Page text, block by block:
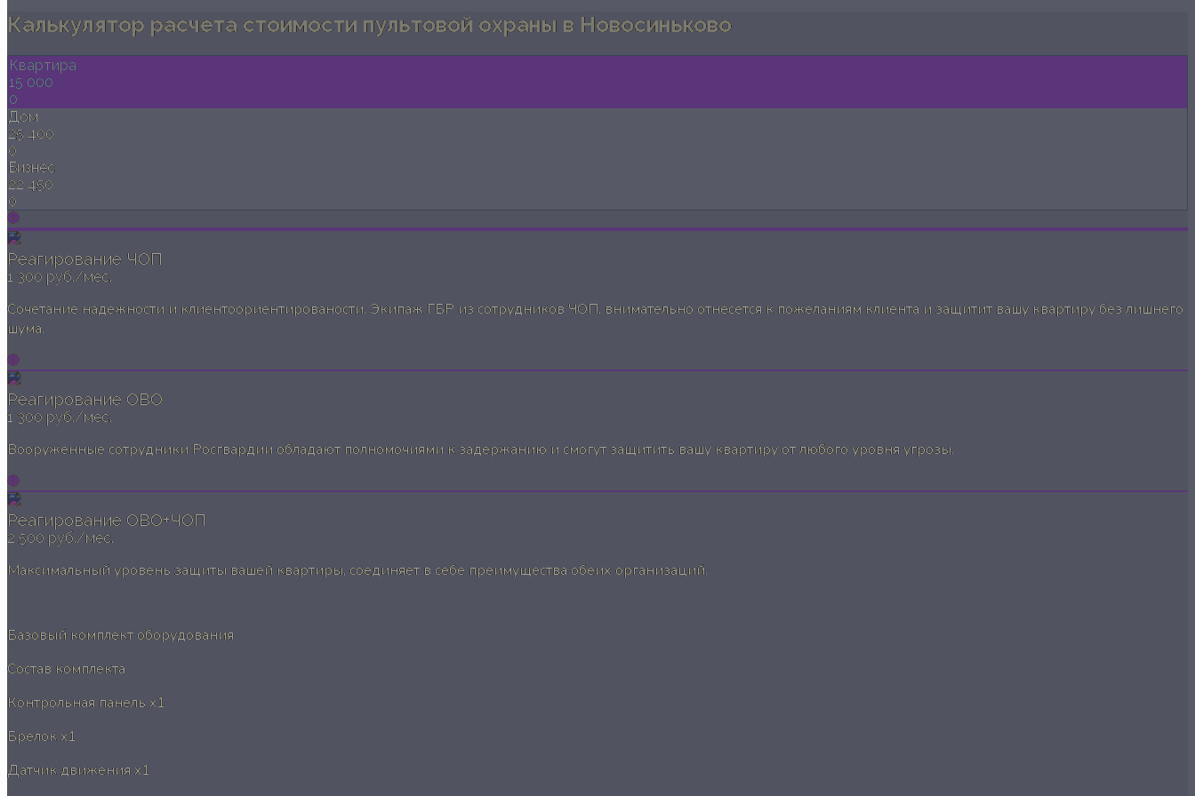
Калькулятор расчета стоимости пультовой охраны в Новосиньково
Квартира
15 000
0
Дом
25 400
0
Бизнес
22 450
0
Реагирование ЧОП
1 300 руб./мес.
Сочетание надежности и клиентоориентированости. Экипаж ГБР из сотрудников ЧОП, внимательно отнесется к пожеланиям клиента и защитит вашу квартиру без лишнего
шума.
Реагирование ОВО
1 300 руб./мес.
Вооруженные сотрудники Росгвардии обладают полномочиями к задержанию и смогут защитить вашу квартиру от любого уровня угрозы.
Реагирование ОВО+ЧОП
2 500 руб./мес.
Максимальный уровень защиты вашей квартиры, соединяет в себе преимущества обеих организаций.
Базовый комплект оборудования
Состав комплекта
Контрольная панель x1
Брелокx1
Датчик движения x1